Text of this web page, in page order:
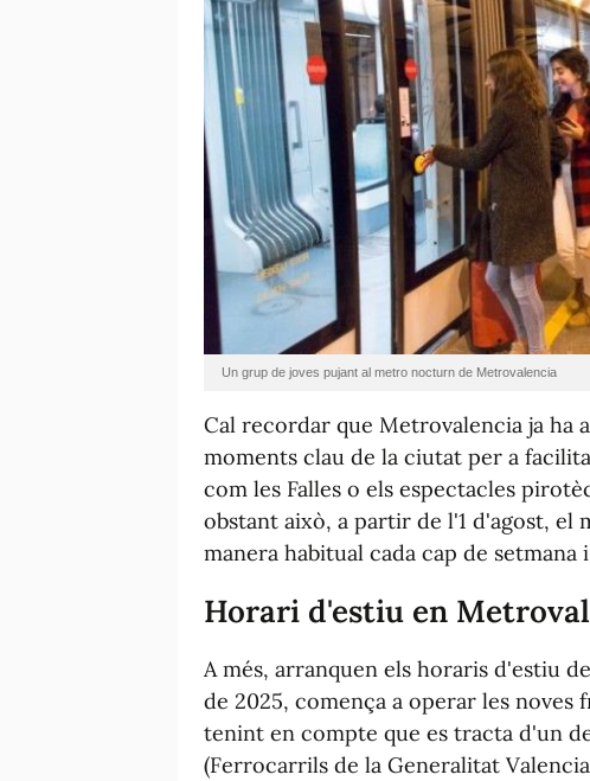
Un grup de joves pujant al metro nocturn de Metrovalencia
Cal recordar que Metrovalencia ja ha
moments clau de la ciutat per a
com les Falles o els espectacles
obstant això, a partir de l'1 d'agost,
manera habitual cada cap de setmana
Horari d'estiu en
A més, arranquen els horaris d'estiu
de 2025, comença a operar les noves
tenint en compte que es tracta d'un
(Ferrocarrils de la Generalitat